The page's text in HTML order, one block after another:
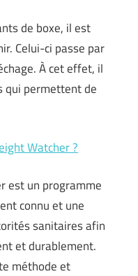
de boxe, il est
Celui-ci passe par
À cet effet, il
qui permettent de
Watcher ?
est un programme
connu et une
sanitaires afin
et durablement.
méthode et